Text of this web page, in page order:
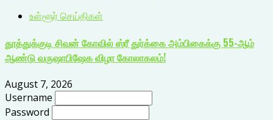
உள்ளூர் செய்திகள்
தூத்துக்குடி சிவன் கோவில் ஸ்ரீ துர்க்கை அம்பிகைக்கு 55-ஆம்
ஆண்டு வருஷாபிஷேக விழா கோலாகலம்!
August 7, 2026
Username
Password